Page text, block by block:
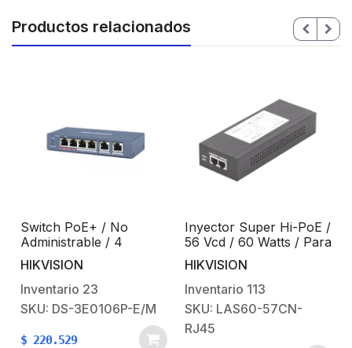
Productos relacionados
Switch PoE+ / No
Administrable / 4
Puertos 10/100 Mbps
PoE+ (hasta 300 m) + 2
Puertos 10/100 Mbps
Uplink / 35 W
HIKVISION
Inventario 23
SKU: DS-3E0106P-E/M
$ 220.529
Inyector Super Hi-PoE /
56 Vcd / 60 Watts / Para
Domos HIKVISION PTZ
/ IP (-AE / DE) /
Soporta 802.3 af / at
HIKVISION
Inventario 113
SKU: LAS60-57CN-
RJ45